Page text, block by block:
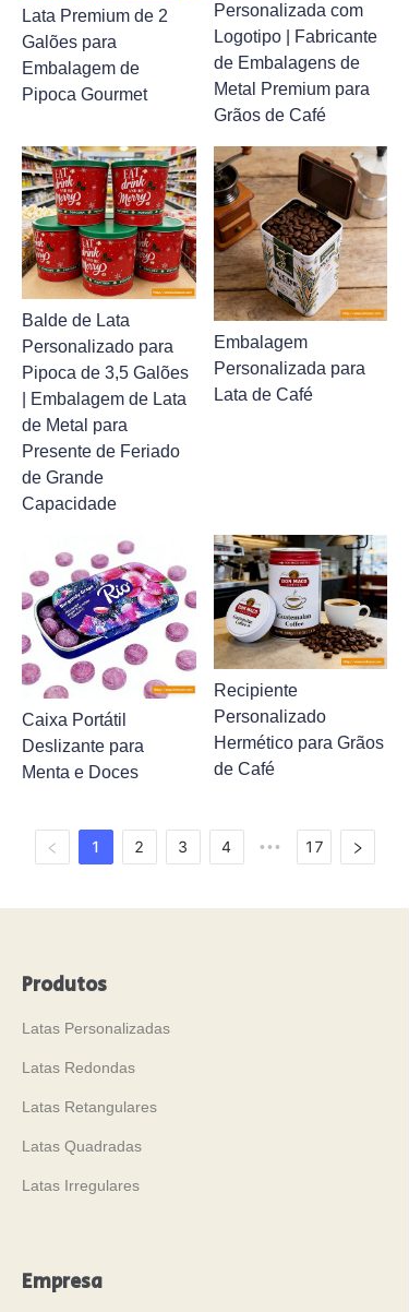
Lata Premium de 2
Galões para
Embalagem de
Pipoca Gourmet
Personalizada com
Logotipo | Fabricante
de Embalagens de
Metal Premium para
Grãos de Café
Balde de Lata
Personalizado para
Pipoca de 3,5 Galões
| Embalagem de Lata
de Metal para
Presente de Feriado
de Grande
Capacidade
Embalagem
Personalizada para
Lata de Café
Caixa Portátil
Deslizante para
Menta e Doces
Recipiente
Personalizado
Hermético para Grãos
de Café
1 2 3 4 ••• 17
Produtos
Latas Personalizadas
Latas Redondas
Latas Retangulares
Latas Quadradas
Latas Irregulares
Empresa